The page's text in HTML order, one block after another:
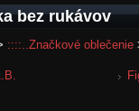
bez rukávov
::::..Značkové oblečenie